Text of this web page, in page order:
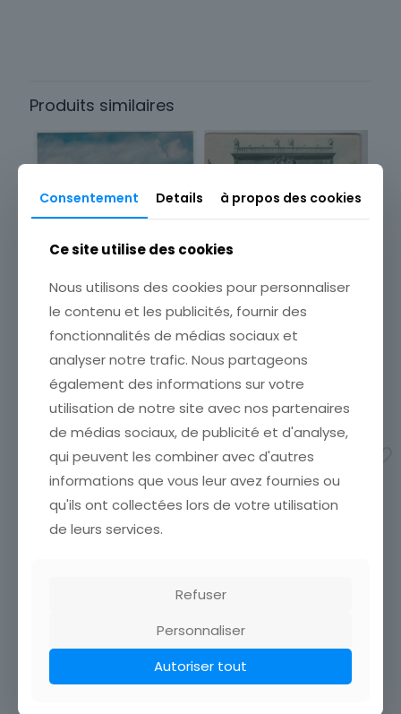
Produits similaires
CARTE POSTALE CHEVAL
ETAT VOIR SCAN Cumulez
vos achats en visitant ma
boutique afin de réduire
vos frais de port. Attendez
que nous ayons calculé les
frais de port[…]
5,00€
CARTE POSTALE AVIGNON
MONNAIES
ETAT VOIR SCAN Cumulez
vos achats en visitant ma
boutique afin de réduire
vos frais de port. Attendez
que nous ayons calculé les
1,90€
Ajouter au panier
Consentement Details à propos des cookies
Ce site utilise des cookies
Nous utilisons des cookies pour personnaliser
le contenu et les publicités, fournir des
fonctionnalités de médias sociaux et
analyser notre trafic. Nous partageons
également des informations sur votre
utilisation de notre site avec nos partenaires
de médias sociaux, de publicité et d'analyse,
qui peuvent les combiner avec d'autres
informations que vous leur avez fournies ou
qu'ils ont collectées lors de votre utilisation
de leurs services.
Refuser
Personnaliser
Autoriser tout